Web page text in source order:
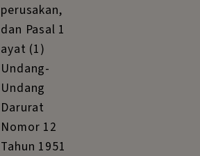
perusakan,
dan Pasal 1
ayat (1)
Undang-
Undang
Darurat
Nomor 12
Tahun 1951